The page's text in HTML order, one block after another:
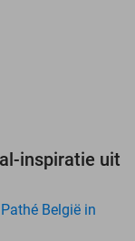
inspiratie uit
België in